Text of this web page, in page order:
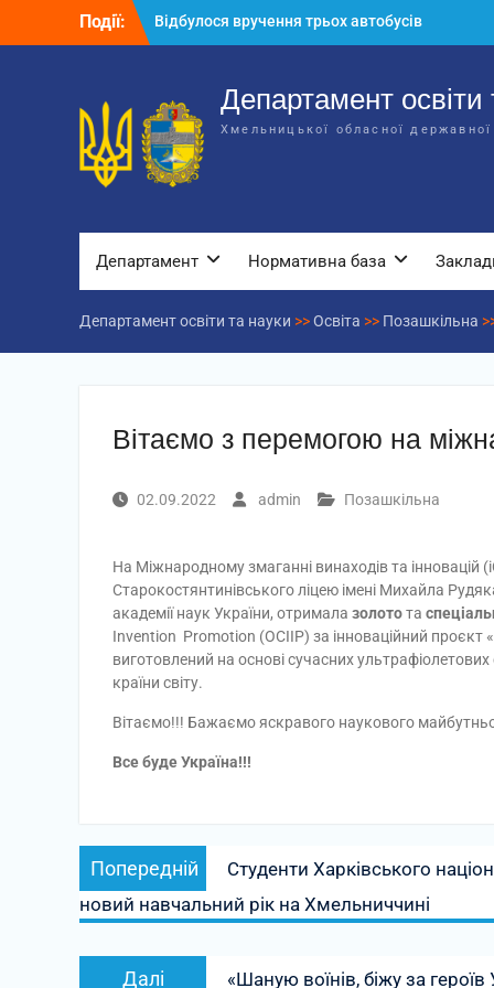
Події:
Відбулося засідання колегії
Департаменту освіти та науки обласної
Відбулась обласна нарада для
відповідальних за національно-
патріотичне виховання
Відбулося вручення трьох автобусів
для потреб закладів освіти
Департамент освіти
Хмельницької обласної державної
Департамент Нормативна база
Департамент освіти та науки >>Освіта >> Позашкільна
Вітаємо з перемогою на
02.09.2022 admin Позашкільна
На Міжнародному змаганні винаходів та інновацій
Старокостянтинівського ліцею імені Михайла
академії наук України, отримала золотота
Invention Promotion (OCIIP) за інноваційний проєкт
виготовлений на основі сучасних ультрафіолетових
країни світу.
Вітаємо!!! Бажаємо яскравого наукового
Все буде Україна!!!
Навігація
записів
Попередній
запис:
Студенти Харківського
новий навчальний рік на Хмельниччині
Далі «Шаную воїнів, біжу за героїв